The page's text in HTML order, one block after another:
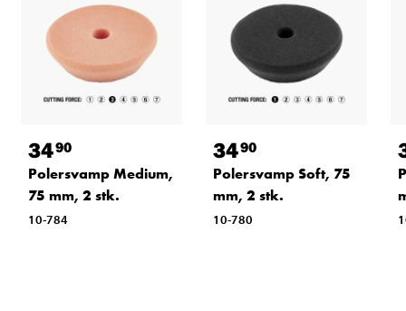
3490
Polersvamp Medium,
75 mm, 2 stk.
10-784
3490
Polersvamp Soft, 75
mm, 2 stk.
10-780